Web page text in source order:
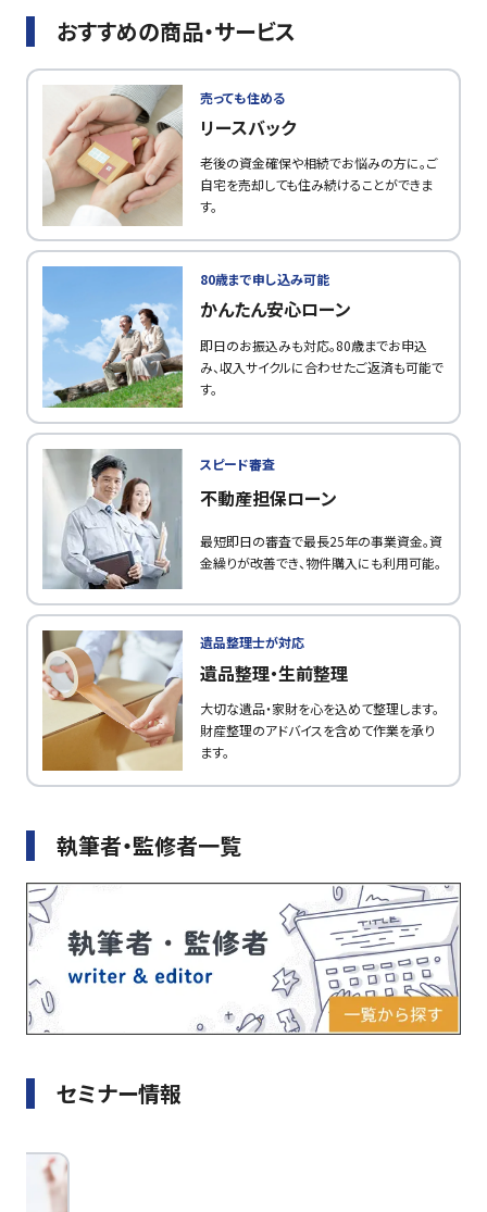
おすすめの商品・サービス
売っても住める
リースバック
老後の資金確保や相続でお悩みの方に。ご
自宅を売却しても住み続けることができま
す。
80歳まで申し込み可能
かんたん安心ローン
即日のお振込みも対応。80歳までお申込
み、収入サイクルに合わせたご返済も可能で
す。
スピード審査
不動産担保ローン
最短即日の審査で最長25年の事業資金。資
金繰りが改善でき、物件購入にも利用可能。
遺品整理士が対応
遺品整理・生前整理
大切な遺品・家財を心を込めて整理します。
財産整理のアドバイスを含めて作業を承り
ます。
執筆者・監修者一覧
セミナー情報